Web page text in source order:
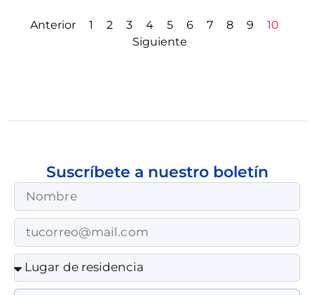
Anterior 1 2 3 4 5 6 7 8 9
10
Siguiente
Suscríbete a nuestro boletín